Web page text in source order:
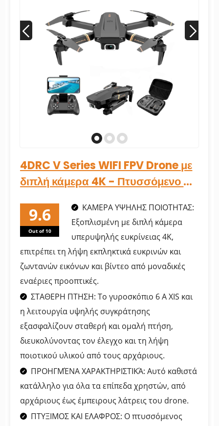
4DRC V Series WIFI FPV Drone με
διπλή κάμερα 4K - Πτυσσόμενο RC
Out of 10
ΚΑΜΕΡΑ ΥΨΗΛΗΣ ΠΟΙΟΤΗΤΑΣ:
Εξοπλισμένη με διπλή κάμερα
υπερυψηλής ευκρίνειας 4K,
επιτρέπει τη λήψη εκπληκτικά ευκρινών και
ζωντανών εικόνων και βίντεο από μοναδικές
εναέριες προοπτικές.
ΣΤΑΘΕΡΗ ΠΤΗΣΗ: Το γυροσκόπιο 6 A XIS και
η λειτουργία υψηλής συγκράτησης
εξασφαλίζουν σταθερή και ομαλή πτήση,
διευκολύνοντας τον έλεγχο και τη λήψη
ποιοτικού υλικού από τους αρχάριους.
ΠΡΟΗΓΜΈΝΑ ΧΑΡΑΚΤΗΡΙΣΤΙΚΆ: Αυτό καθιστά
κατάλληλο για όλα τα επίπεδα χρηστών, από
αρχάριους έως έμπειρους λάτρεις του drone.
ΠΤΥΞΙΜΟΣ ΚΑΙ ΕΛΑΦΡΟΣ: Ο πτυσσόμενος